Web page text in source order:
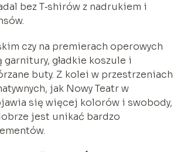
bez T‑shirów z nadrukiem i
czy na premierach operowych
garnitury, gładkie koszule i
buty. Z kolei w przestrzeniach
jak Nowy Teatr w
się więcej kolorów i swobody,
jest unikać bardzo